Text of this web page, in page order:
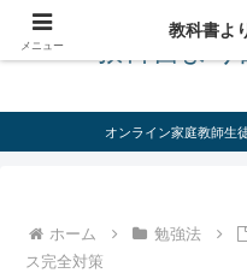
教科書よ
オンライン家庭教師生
ホーム 勉強法
ス完全対策
メニュー
教科書よ